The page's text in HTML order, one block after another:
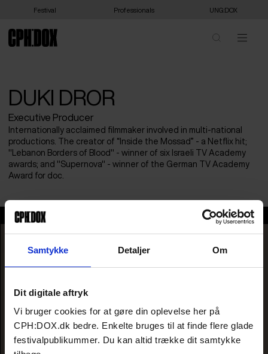
Samtykke Detaljer Om
Dit digitale aftryk
Vi bruger cookies for at gøre din oplevelse her på
CPH:DOX.dk bedre. Enkelte bruges til at finde flere glade
festivalpublikummer. Du kan altid trække dit samtykke
Festival Professionals UNG:DOX
DUKI DROR
Executive Producer
Internationally acclaimed filmmaker involved in multi-national
productions. The creator of “Inside the Mossad” - a Netflix hit;
"Lebanon Borders of Blood" - winner of six Israeli TV Academy
awards; and "Supernova" - winner of the German TV Academy
Award for doc.
Duki Dror